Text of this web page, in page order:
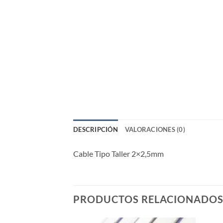
DESCRIPCIÓN VALORACIONES (0)
Cable Tipo Taller 2×2,5mm
PRODUCTOS RELACIONADOS